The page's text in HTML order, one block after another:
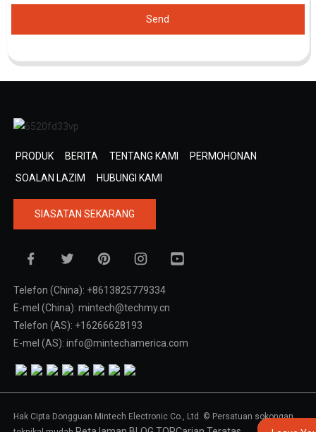
Send
PRODUK BERITA TENTANG KAMI
PERMOHONAN
SOALAN LAZIM
HUBUNGI KAMI
SIASATAN SEKARANG
Telefon (China): +8613825779334
E-mel (China): mintech@techmy.cn
Telefon (AS): +16266628193
E-mel (AS): info@mintechamerica.com
Hak Cipta Dongguan Mintech Electronic Co., Ltd. © Persatuan sokongan